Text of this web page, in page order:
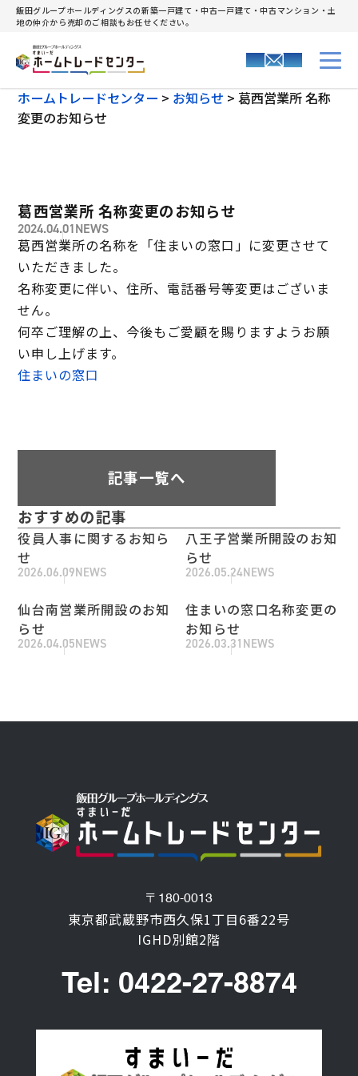
飯田グループホールディングスの新築一戸建て・中古一戸建て・中古マンション・土
地の仲介から売却のご相談もお任せください。
ホームトレードセンター > お知らせ >葛西営業所 名称
変更のお知らせ
葛西営業所 名称変更のお知らせ
2024.04.01NEWS
葛西営業所の名称を「住まいの窓口」に変更させて
いただきました。
名称変更に伴い、住所、電話番号等変更はございま
せん。
何卒ご理解の上、今後もご愛顧を賜りますようお願
い申し上げます。
住まいの窓口
記事一覧へ
おすすめの記事
役員人事に関するお知ら
せ
2026.06.09NEWS
八王子営業所開設のお知
らせ
2026.05.24NEWS
仙台南営業所開設のお知
らせ
2026.04.05NEWS
住まいの窓口名称変更の
お知らせ
2026.03.31 NEWS
〒180-0013
東京都武蔵野市西久保1丁目6番22号
IGHD別館2階
Tel: 0422-27-8874